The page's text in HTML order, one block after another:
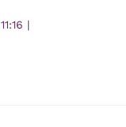
11:16 |